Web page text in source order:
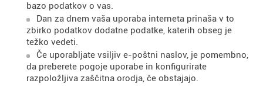
bazo podatkov o vas.
Dan za dnem vaša uporaba interneta prinaša v to
zbirko podatkov dodatne podatke, katerih obseg je
težko vedeti.
Če uporabljate vsiljiv e-poštni naslov, je pomembno,
da preberete pogoje uporabe in konfigurirate
razpoložljiva zaščitna orodja, če obstajajo.